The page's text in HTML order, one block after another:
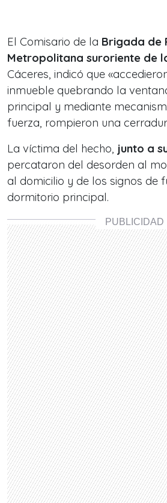
El Comisario de la Brigada de
Metropolitana suroriente de
Cáceres, indicó que
inmueble quebrando la
principal y mediante
fuerza, rompieron una
La víctima del hecho, junto a
percataron del desorden al
al domicilio y de los signos de
dormitorio principal.